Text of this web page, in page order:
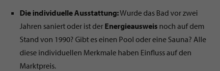
Die individuelle Ausstattung:Wurde das Bad vor zwei
Jahren saniert oder ist der Energieausweis noch auf dem
Stand von 1990? Gibt es einen Pool oder eine Sauna? Alle
diese individuellen Merkmale haben Einfluss auf den
Marktpreis.